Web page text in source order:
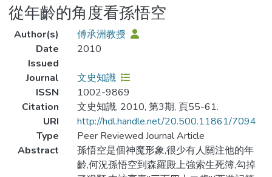
從年齡的角度看孫悟空
Author(s)
傅承洲教授
Date
Issued
2010
Journal
文史知識
ISSN
1002-9869
Citation
文史知識, 2010, 第3期, 頁55-61.
URI
http://hdl.handle.net/20.500.11861/7094
Type
Peer Reviewed Journal Article
Abstract
孫悟空是個神魔形象,很少有人關注他的年
齡,何況孫悟空到森羅殿上強索生死簿,勾掉